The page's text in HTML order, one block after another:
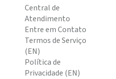
Central de
Atendimento
Entre em Contato
Termos de Serviço
(EN)
Política de
Privacidade (EN)